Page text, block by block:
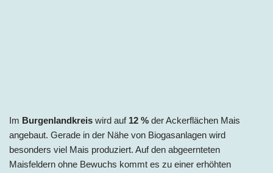
Im Burgenlandkreis wird auf 12 % der Ackerflächen Mais
angebaut. Gerade in der Nähe von Biogasanlagen wird
besonders viel Mais produziert. Auf den abgeernteten
Maisfeldern ohne Bewuchs kommt es zu einer erhöhten